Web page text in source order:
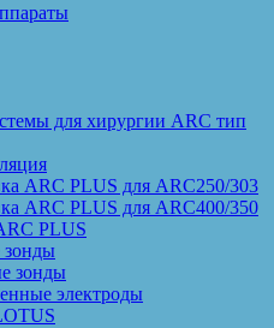
для хирургии ARC тип
ARC PLUS для ARC250/303
ARC PLUS для ARC400/350
PLUS
зонды
зонды
электроды